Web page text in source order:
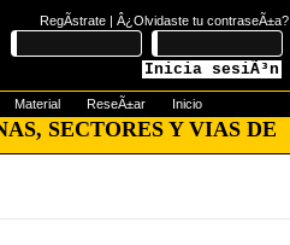
RegÃ­strate | Â¿Olvidaste tu contraseÃ±a?
Inicia sesiÃ³n
Material ReseÃ±ar Inicio
SECTORES Y VIAS DE